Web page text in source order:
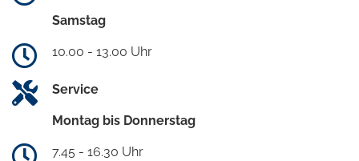
Samstag
10.00 - 13.00 Uhr
Service
Montag bis Donnerstag
7.45 - 16.30 Uhr